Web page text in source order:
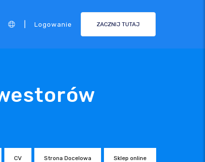
Logowanie ZACZNIJ TUTAJ
CV Strona Docelowa Sklep online